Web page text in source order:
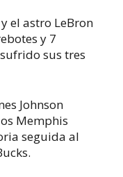
el astro LeBron
y 7
sus tres
Johnson
Memphis
seguida al